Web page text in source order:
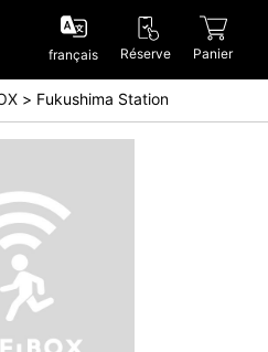
français Réserve Panier
Fukushima Station